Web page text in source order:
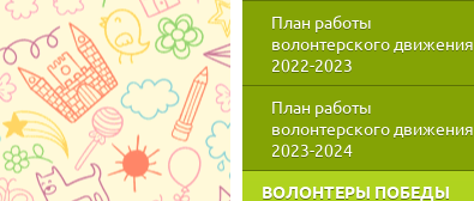
План работы
волонтерского движения
2022-2023
План работы
волонтерского движения
2023-2024
ВОЛОНТЕРЫ ПОБЕДЫ